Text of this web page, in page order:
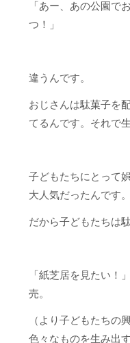
「あー、あの公園で
つ！」
違うんです。
おじさんは駄菓子を
てるんです。それで
子どもたちにとって
大人気だったんです。
だから子どもたちは
「紙芝居を見たい！
売。
（より子どもたちの
色々なものを生み出